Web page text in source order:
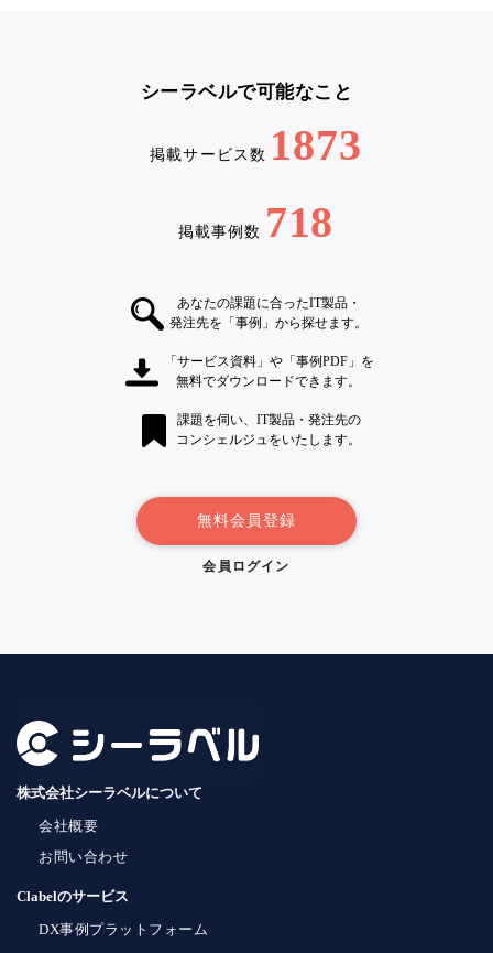
シーラベルで可能なこと
掲載サービス数 1873
掲載事例数 718
あなたの課題に合ったIT製品・
発注先を「事例」から探せます。
「サービス資料」や「事例PDF」を
無料でダウンロードできます。
課題を伺い、IT製品・発注先の
コンシェルジュをいたします。
無料会員登録
会員ログイン
株式会社シーラベルについて
会社概要
お問い合わせ
Clabelのサービス
DX事例プラットフォーム